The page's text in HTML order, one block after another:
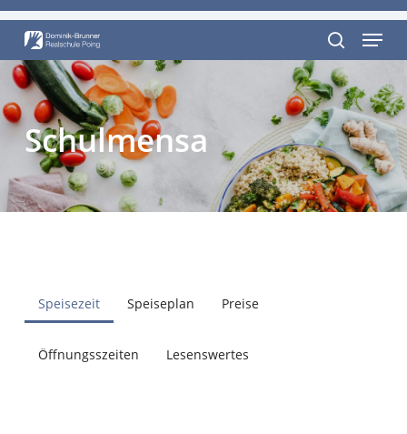
Skip
main
content
search
Menu
Schulmensa
Speisezeit Speiseplan Preise
Öffnungsszeiten Lesenswertes
Close
Menu